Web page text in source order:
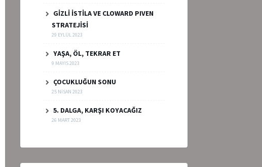
GİZLİ İSTİLA VE CLOWARD PIVEN
STRATEJİSİ
29 EYLÜL 2023
YAŞA, ÖL, TEKRAR ET
9 MAYIS 2023
ÇOCUKLUĞUN SONU
25 NISAN 2023
5. DALGA, KARŞI KOYACAĞIZ
26 MART 2023